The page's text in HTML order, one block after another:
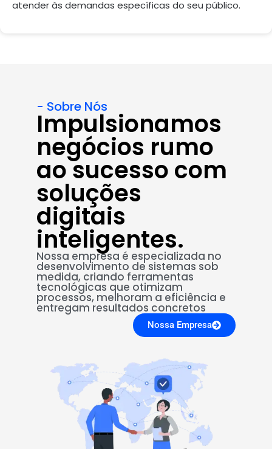
atender às demandas específicas do seu público.
- Sobre Nós
Impulsionamos
negócios rumo
ao sucesso com
soluções
digitais
inteligentes.
Nossa empresa é especializada no
desenvolvimento de sistemas sob
medida, criando ferramentas
tecnológicas que otimizam
processos, melhoram a eficiência e
entregam resultados concretos
Nossa Empresa